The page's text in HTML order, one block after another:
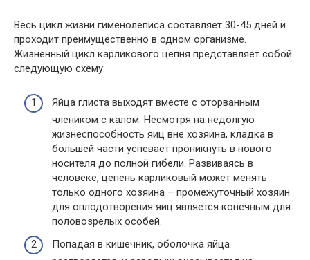
Весь цикл жизни гименолеписа составляет 30-45 дней и
проходит преимущественно в одном организме.
Жизненный цикл карликового цепня представляет собой
следующую схему:
Яйца глиста выходят вместе с оторванным
члеником с калом. Несмотря на недолгую
жизнеспособность яиц вне хозяина, кладка в
большей части успевает проникнуть в нового
носителя до полной гибели. Развиваясь в
человеке, цепень карликовый может менять
только одного хозяина – промежуточный хозяин
для оплодотворения яиц является конечным для
половозрелых особей.
Попадая в кишечник, оболочка яйца